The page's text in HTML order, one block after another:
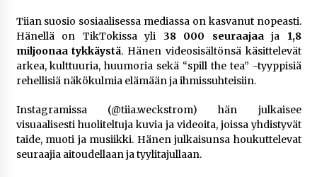
Tiian suosio sosiaalisessa mediassa on kasvanut nopeasti.
Hänellä on TikTokissa yli 38 000 seuraajaaja 1,8
miljoonaa tykkäystä. Hänen videosisältönsä käsittelevät
arkea, kulttuuria, huumoria sekä “spill the tea” -tyyppisiä
rehellisiä näkökulmia elämään ja ihmissuhteisiin.
Instagramissa (@tiia.weckstrom) hän julkaisee
visuaalisesti huoliteltuja kuvia ja videoita, joissa yhdistyvät
taide, muoti ja musiikki. Hänen julkaisunsa houkuttelevat
seuraajia aitoudellaan ja tyylitajullaan.